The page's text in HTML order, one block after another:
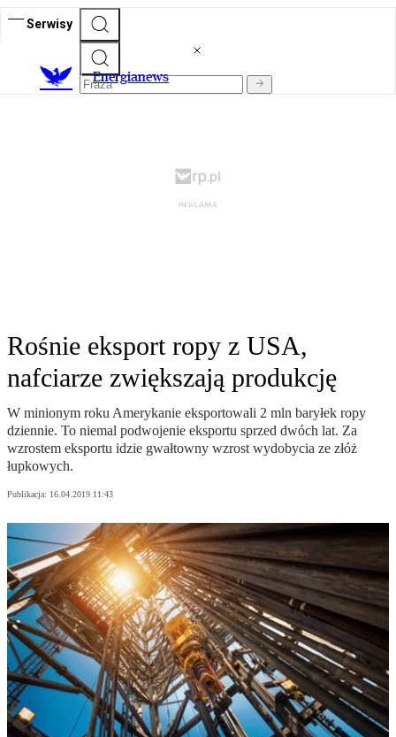
Serwisy
Energianews
Rośnie eksport ropy z USA,
nafciarze zwiększają produkcję
W minionym roku Amerykanie eksportowali 2 mln baryłek ropy
dziennie. To niemal podwojenie eksportu sprzed dwóch lat. Za
wzrostem eksportu idzie gwałtowny wzrost wydobycia ze złóż
łupkowych.
Publikacja: 16.04.2019 11:43